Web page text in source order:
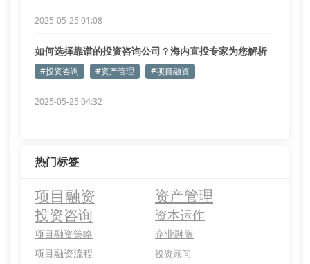
2025-05-25 01:08
如何选择靠谱的投资咨询公司？海内直投专家为您解析
#投资咨询 #资产管理 #项目融资
2025-05-25 04:32
热门标签
项目融资 资产管理
投资咨询 资本运作
项目融资策略
企业融资
项目融资流程
投资顾问